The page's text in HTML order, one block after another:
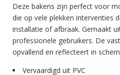
Deze bakens zijn perfect voor
die op vele plekken interventies
installatie of afbraak. Gemaakt
professionele gebruikers. De
opvallend en reflecteert in
Vervaardigd uit PVC